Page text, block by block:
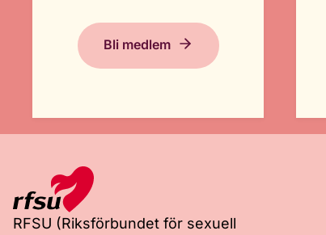
Bli medlem
RFSU (Riksförbundet för sexuell